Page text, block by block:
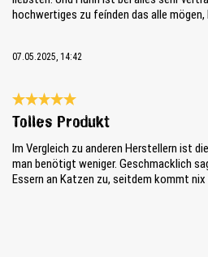
hochwertiges zu feínden das alle mögen,
07.05.2025, 14:42
Bewertung mit 5 von 5 Sternen
Tolles Produkt
Im Vergleich zu anderen Herstellern ist
man benötigt weniger. Geschmacklich
Essern an Katzen zu, seitdem kommt nix